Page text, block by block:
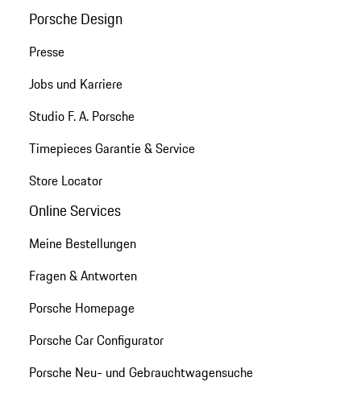
Porsche Design
Presse
Jobs und Karriere
Studio F. A. Porsche
Timepieces Garantie & Service
Store Locator
Online Services
Meine Bestellungen
Fragen & Antworten
Porsche Homepage
Porsche Car Configurator
Porsche Neu- und Gebrauchtwagensuche